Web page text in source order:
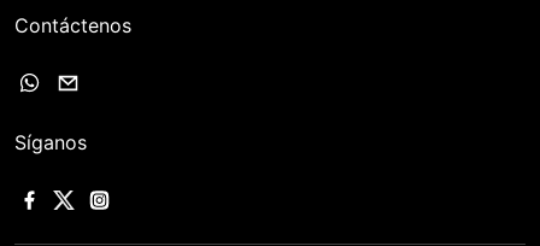
Contáctenos
Síganos